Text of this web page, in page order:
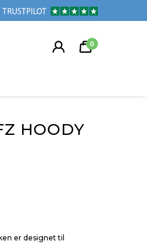
0
HOODY
er designet til